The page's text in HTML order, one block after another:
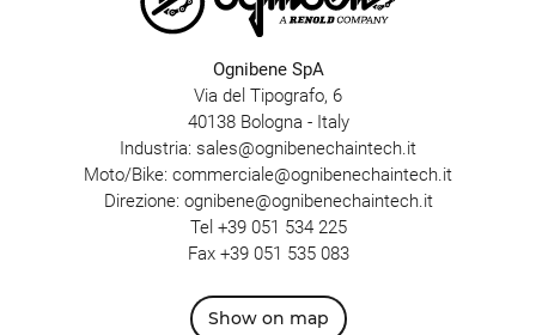
Ognibene SpA
Via del Tipografo, 6
40138 Bologna - Italy
Industria: sales@ognibenechaintech.it
Moto/Bike: commerciale@ognibenechaintech.it
Direzione: ognibene@ognibenechaintech.it
Tel +39 051 534 225
Fax +39 051 535 083
Show on map